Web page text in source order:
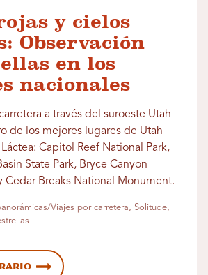
y cielos
Observación
en los
nacionales
a través del suroeste Utah
de los mejores lugares de Utah
Capitol Reef National Park,
State Park, Bryce Canyon
Cedar Breaks National Monument.
Viajes por carretera, Solitude,